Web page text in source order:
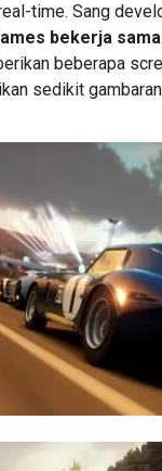
time. Sang
bekerja
beberapa
sedikit